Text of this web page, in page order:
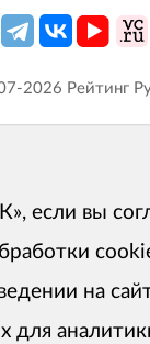
2026 Рейтинг
если вы
на
для